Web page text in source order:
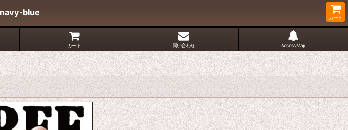
navy-blue
カート
カート 問い合わせ Access Map